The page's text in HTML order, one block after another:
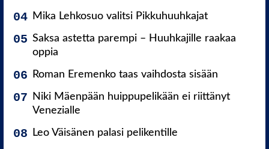
Mika Lehkosuo valitsi Pikkuhuuhkajat
Saksa astetta parempi – Huuhkajille raakaa
oppia
Roman Eremenko taas vaihdosta sisään
Niki Mäenpään huippupelikään ei riittänyt
Venezialle
Leo Väisänen palasi pelikentille